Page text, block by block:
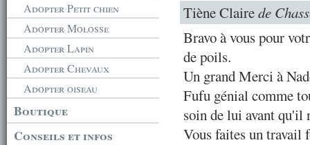
Adopter Petit chien
Adopter Molosse
Adopter Lapin
Adopter Chevaux
Adopter oiseau
Boutique
Conseils et infos
Tiène Clairede
Bravo à vous pour
de poils.
Un grand Merci à
Fufu génial comme
soin de lui avant qu'il
Vous faites un